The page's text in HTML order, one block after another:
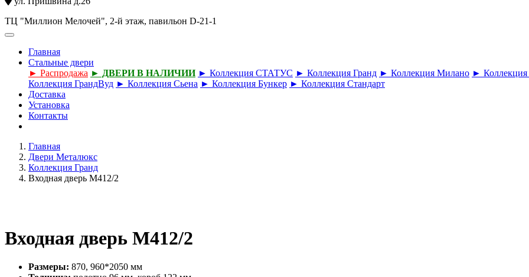
ТЦ "Миллион Мелочей", 2-й этаж, павильон D-21-1
Главная
Стальные двери
► Распродажа ► ДВЕРИ В НАЛИЧИИ ► Коллекция СТАТУС ► Коллекция Гранд ► Коллекция Милано ►
Коллекция ГрандВуд ► Коллекция Сьена ► Коллекция Бункер ► Коллекция Стандарт
Доставка
Установка
Контакты
Главная
Двери Металюкс
Коллекция Гранд
Входная дверь М412/2
Входная дверь М412/2
Размеры: 870, 960*2050 мм